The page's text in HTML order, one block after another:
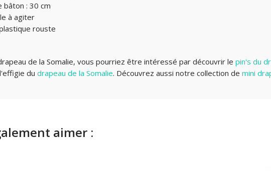
bâton : 30 cm
à agiter
rouste
de la Somalie, vous pourriez être intéressé par découvrir le pin's du
du drapeau de la Somalie. Découvrez aussi notre collection de mini
aimer :